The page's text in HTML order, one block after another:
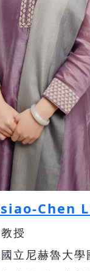
Chen
授
立尼赫魯大學